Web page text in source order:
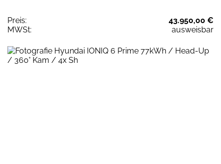
Preis:
43.950,00 €
MWSt:
ausweisbar